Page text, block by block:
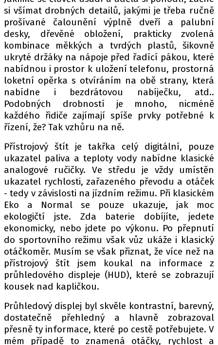
si všímat drobných detailů, jakými je třeba ručně
prošívané čalounění výplně dveří a palubní
desky, dřevěné obložení, prakticky zvolená
kombinace měkkých a tvrdých plastů, šikovně
ukryté držáky na nápoje před řadící pákou, které
nabídnou i prostor k uložení telefonu, prostorná
loketní opěrka s otvíráním na obě strany, která
nabídne i bezdrátovou nabíječku, atd..
Podobných drobností je mnoho, nicméně
každého řidiče zajímají spíše prvky potřebné k
řízení, že? Tak vzhůru na ně.
Přístrojový štít je takřka celý digitální, pouze
ukazatel paliva a teploty vody nabídne klasické
analogové ručičky. Ve středu je vždy umístěn
ukazatel rychlosti, zařazeného převodu a otáček
- tedy v závislosti na jízdním režimu. Při klasickém
Eko a Normal se pouze ukazuje, jak moc
ekologičtí jste. Zda baterie dobíjíte, jedete
ekonomicky, nebo jdete po výkonu. Po přepnutí
do sportovního režimu však vůz ukáže i klasický
otáčkoměr. Musím se však přiznat, že více než na
přístrojový štít jsem koukal na informace z
průhledového displeje (HUD), které se zobrazují
kousek nad kapličkou.
Průhledový displej byl skvěle kontrastní, barevný,
dostatečně přehledný a hlavně zobrazoval
přesně ty informace, které po cestě potřebujete. V
mém případě to znamená otáčky, rychlost a